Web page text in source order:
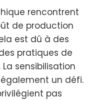
rencontrent
de production
est dû à des
pratiques de
sensibilisation
un défi.
pas